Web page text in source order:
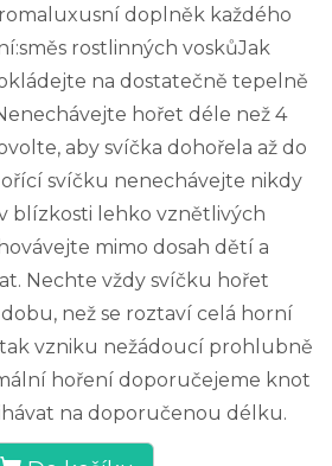
doplněk každého
rostlinných voskůJak
na dostatečně tepelně
hořet déle než 4
aby svíčka dohořela až do
svíčku nenechávejte nikdy
blízkosti lehko vznětlivých
mimo dosah dětí a
Nechte vždy svíčku hořet
než se roztaví celá horní
vzniku nežádoucí prohlubně
hoření doporučejeme knot
na doporučenou délku.